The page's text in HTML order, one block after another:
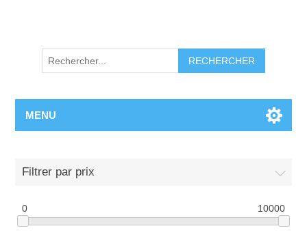
RECHERCHER
MENU
Filtrer par prix
0 10000